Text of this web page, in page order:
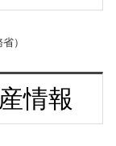
）
情報